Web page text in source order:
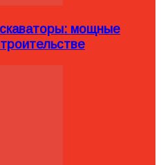
мощные